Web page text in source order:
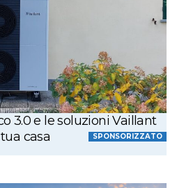
3.0 e le soluzioni Vaillant
casa
SPONSORIZZATO